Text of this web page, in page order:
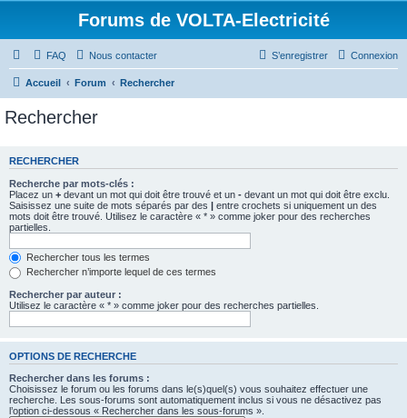
Forums de VOLTA-Electricité
FAQ Nous contacter Connexion
S’enregistrer
Accueil Forum Rechercher
Rechercher
RECHERCHER
Recherche par mots-clés :
Placez un + devant un mot qui doit être trouvé et un - devant un mot qui doit être exclu.
Saisissez une suite de mots séparés par des | entre crochets si uniquement un des
mots doit être trouvé. Utilisez le caractère « * » comme joker pour des recherches
partielles.
Rechercher tous les termes
Rechercher n’importe lequel de ces termes
Rechercher par auteur :
Utilisez le caractère « * » comme joker pour des recherches partielles.
OPTIONS DE RECHERCHE
Rechercher dans les forums :
Choisissez le forum ou les forums dans le(s)quel(s) vous souhaitez effectuer une
recherche. Les sous-forums sont automatiquement inclus si vous ne désactivez pas
l’option ci-dessous « Rechercher dans les sous-forums ».